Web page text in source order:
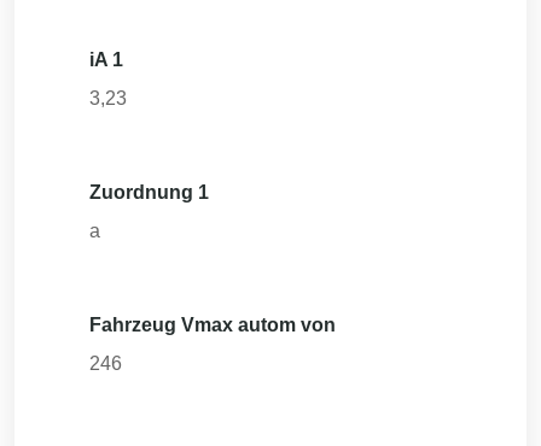
iA 1
3,23
Zuordnung 1
a
Fahrzeug Vmax autom von
246